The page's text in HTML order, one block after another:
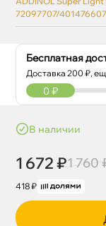
Бесплатная
Доставка200 ₽,
0 ₽
наличии
1 672 ₽1 760
418 ₽
72097707/